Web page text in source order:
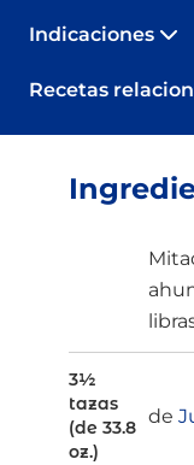
Indicaciones
Recetas
3½
tazas
(de 33.8
oz.)
de